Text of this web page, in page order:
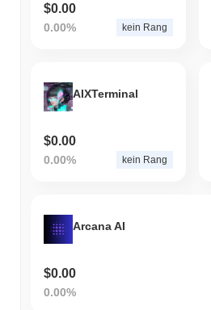
$0.00
0.00% kein Rang
AIXTerminal
$0.00
0.00% kein Rang
Arcana AI
$0.00
0.00%